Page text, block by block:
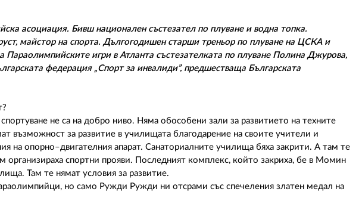
асоциация. Бивш национален състезател по плуване и водна топка.
майстор на спорта. Дългогодишен старши треньор по плуване на ЦСКА и
Параолимпийските игри в Атланта състезателката по плуване Полина Джурова,
федерация „Спорт за инвалиди”, предшестваща Българската
не са на добро ниво. Няма обособени зали за развитието на техните
възможност за развитие в училищата благодарение на своите учители и
на опорно–двигателния апарат. Санаториалните училища бяха закрити. А там те
организираха спортни прояви. Последният комплекс, който закриха, бе в Момин
Там те нямат условия за развитие.
но само Ружди Ружди ни отсрами със спечеления златен медал на